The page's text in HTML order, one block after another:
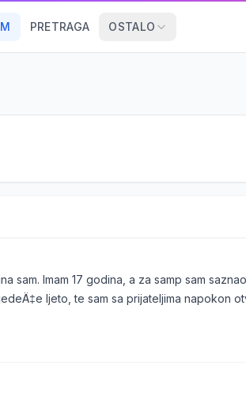
PRETRAGA OSTALO
sam. Imam 17 godina, a za samp sam
ljeto, te sam sa prijateljima napokon